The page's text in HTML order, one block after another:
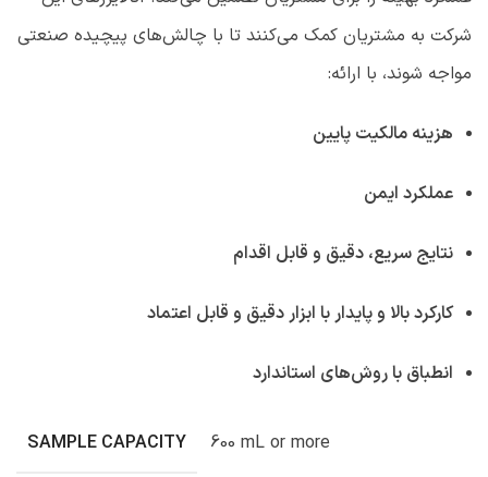
شرکت به مشتریان کمک می‌کنند تا با چالش‌های پیچیده صنعتی
مواجه شوند، با ارائه:
هزینه مالکیت پایین
عملکرد ایمن
نتایج سریع، دقیق و قابل اقدام
کارکرد بالا و پایدار با ابزار دقیق و قابل اعتماد
انطباق با روش‌های استاندارد
SAMPLE CAPACITY 600 mL or more